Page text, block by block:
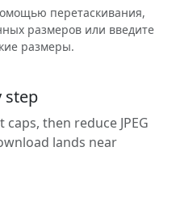
перетаскивания,
размеров или введите
размеры.
step
then reduce JPEG
lands near